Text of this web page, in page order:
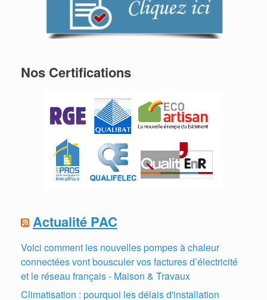
Nos Certifications
Actualité PAC
Voici comment les nouvelles pompes à chaleur
connectées vont bousculer vos factures d’électricité
et le réseau français - Maison & Travaux
Climatisation : pourquoi les délais d'installation